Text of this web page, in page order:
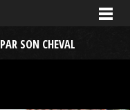
SON CHEVAL